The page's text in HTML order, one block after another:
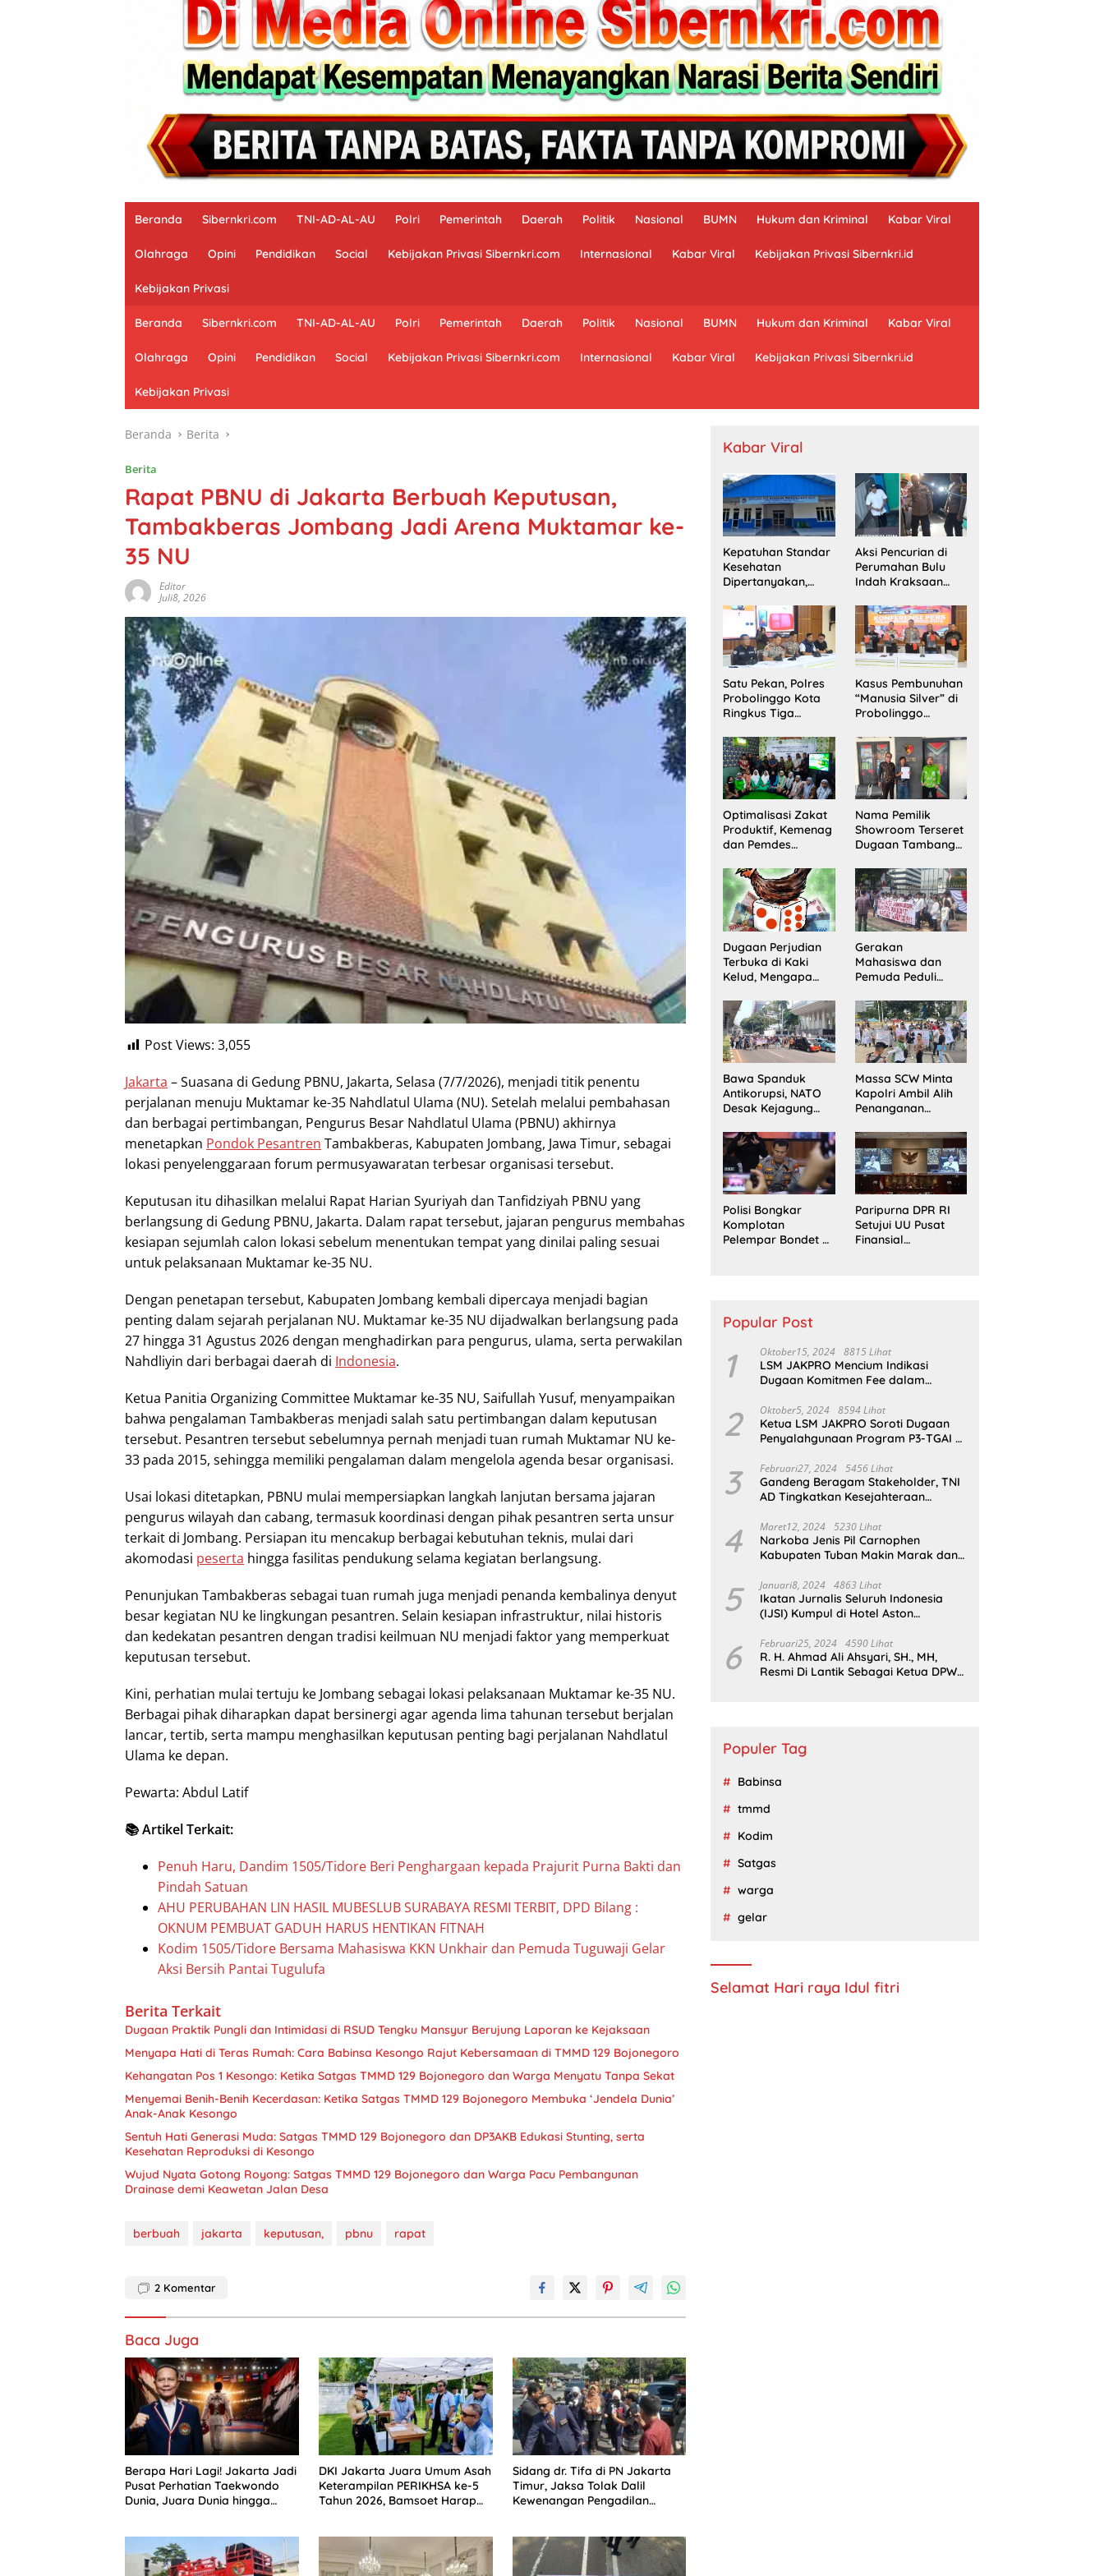
Beranda Sibernkri.com TNI-AD-AL-AU Polri Pemerintah Daerah Politik Nasional BUMN Hukum dan Kriminal Kabar Viral
Olahraga Opini Pendidikan Social Kebijakan Privasi Sibernkri.com Internasional Kabar Viral Kebijakan Privasi Sibernkri.id
Kebijakan Privasi
Beranda Sibernkri.com TNI-AD-AL-AU Polri Pemerintah Daerah Politik Nasional BUMN Hukum dan Kriminal Kabar Viral
Olahraga Opini Pendidikan Social Kebijakan Privasi Sibernkri.com Internasional Kabar Viral Kebijakan Privasi Sibernkri.id
Kebijakan Privasi
Beranda Berita
Berita
Rapat PBNU di Jakarta Berbuah Keputusan,
Tambakberas Jombang Jadi Arena Muktamar ke-
35 NU
Editor
Juli8, 2026
Post Views: 3,055
Jakarta – Suasana di Gedung PBNU, Jakarta, Selasa (7/7/2026), menjadi titik penentu
perjalanan menuju Muktamar ke-35 Nahdlatul Ulama (NU). Setelah melalui pembahasan
dan berbagai pertimbangan, Pengurus Besar Nahdlatul Ulama (PBNU) akhirnya
menetapkan Pondok Pesantren Tambakberas, Kabupaten Jombang, Jawa Timur, sebagai
lokasi penyelenggaraan forum permusyawaratan terbesar organisasi tersebut.
Keputusan itu dihasilkan melalui Rapat Harian Syuriyah dan Tanfidziyah PBNU yang
berlangsung di Gedung PBNU, Jakarta. Dalam rapat tersebut, jajaran pengurus membahas
kesiapan sejumlah calon lokasi sebelum menentukan tempat yang dinilai paling sesuai
untuk pelaksanaan Muktamar ke-35 NU.
Dengan penetapan tersebut, Kabupaten Jombang kembali dipercaya menjadi bagian
penting dalam sejarah perjalanan NU. Muktamar ke-35 NU dijadwalkan berlangsung pada
27 hingga 31 Agustus 2026 dengan menghadirkan para pengurus, ulama, serta perwakilan
Nahdliyin dari berbagai daerah di Indonesia.
Ketua Panitia Organizing Committee Muktamar ke-35 NU, Saifullah Yusuf, menyampaikan
bahwa pengalaman Tambakberas menjadi salah satu pertimbangan dalam keputusan
tersebut. Pesantren tersebut sebelumnya pernah menjadi tuan rumah Muktamar NU ke-
33 pada 2015, sehingga memiliki pengalaman dalam mengelola agenda besar organisasi.
Usai lokasi ditetapkan, PBNU mulai mempersiapkan langkah lanjutan bersama jajaran
pengurus wilayah dan cabang, termasuk koordinasi dengan pihak pesantren serta unsur
terkait di Jombang. Persiapan itu mencakup berbagai kebutuhan teknis, mulai dari
akomodasi peserta hingga fasilitas pendukung selama kegiatan berlangsung.
Penunjukan Tambakberas sebagai tuan rumah juga menjadi penanda kembalinya denyut
besar kegiatan NU ke lingkungan pesantren. Selain kesiapan infrastruktur, nilai historis
dan kedekatan pesantren dengan tradisi keilmuan NU menjadi faktor yang memperkuat
keputusan tersebut.
Kini, perhatian mulai tertuju ke Jombang sebagai lokasi pelaksanaan Muktamar ke-35 NU.
Berbagai pihak diharapkan dapat bersinergi agar agenda lima tahunan tersebut berjalan
lancar, tertib, serta mampu menghasilkan keputusan penting bagi perjalanan Nahdlatul
Ulama ke depan.
Pewarta: Abdul Latif
📚 Artikel Terkait:
Penuh Haru, Dandim 1505/Tidore Beri Penghargaan kepada Prajurit Purna Bakti dan
Pindah Satuan
AHU PERUBAHAN LIN HASIL MUBESLUB SURABAYA RESMI TERBIT, DPD Bilang :
OKNUM PEMBUAT GADUH HARUS HENTIKAN FITNAH
Kodim 1505/Tidore Bersama Mahasiswa KKN Unkhair dan Pemuda Tuguwaji Gelar
Aksi Bersih Pantai Tugulufa
Berita Terkait
Dugaan Praktik Pungli dan Intimidasi di RSUD Tengku Mansyur Berujung Laporan ke Kejaksaan
Menyapa Hati di Teras Rumah: Cara Babinsa Kesongo Rajut Kebersamaan di TMMD 129 Bojonegoro
Kehangatan Pos 1 Kesongo: Ketika Satgas TMMD 129 Bojonegoro dan Warga Menyatu Tanpa Sekat
Menyemai Benih-Benih Kecerdasan: Ketika Satgas TMMD 129 Bojonegoro Membuka ‘Jendela Dunia’
Anak-Anak Kesongo
Sentuh Hati Generasi Muda: Satgas TMMD 129 Bojonegoro dan DP3AKB Edukasi Stunting, serta
Kesehatan Reproduksi di Kesongo
Wujud Nyata Gotong Royong: Satgas TMMD 129 Bojonegoro dan Warga Pacu Pembangunan
Drainase demi Keawetan Jalan Desa
berbuah jakarta keputusan, pbnu rapat
2 Komentar
Baca Juga
Berapa Hari Lagi! Jakarta Jadi
Pusat Perhatian Taekwondo
Dunia, Juara Dunia hingga
Indonesia Open 2026
DKI Jakarta Juara Umum Asah
Keterampilan PERIKHSA ke-5
Tahun 2026, Bamsoet Harap
Sidang dr. Tifa di PN Jakarta
Timur, Jaksa Tolak Dalil
Kewenangan Pengadilan
Kabar Viral
Kepatuhan Standar
Kesehatan
Dipertanyakan,
Diduga Belum
Punya SLHS
Aksi Pencurian di
Perumahan Bulu
Indah Kraksaan
Satu Pekan, Polres
Probolinggo Kota
Ringkus Tiga
Sita 20 Gram
Barang Bukti
Kasus Pembunuhan
“Manusia Silver” di
Probolinggo
Pelaku Ditangkap
dan Satu Buron
Optimalisasi Zakat
Produktif, Kemenag
dan Pemdes
Bentuk Tim
Pelaksana
Kampung Zakat
Nama Pemilik
Showroom Terseret
Dugaan Tambang
Kini Jadi Sorotan
Dugaan Perjudian
Terbuka di Kaki
Kelud, Mengapa
Terlihat?
Gerakan
Mahasiswa dan
Pemuda Peduli
Sampaikan
Tuntutan di Jakarta
Pusat
Bawa Spanduk
Antikorupsi, NATO
Desak Kejagung
Eks Jampidsus
Massa SCW Minta
Kapolri Ambil Alih
Penanganan
Penyerobotan
Tanah di Sumsel
Polisi Bongkar
Komplotan
Pelempar Bondet di
Paripurna DPR RI
Setujui UU Pusat
Finansial
Popular Post
1 Oktober15, 2024 8815 Lihat
LSM JAKPRO Mencium Indikasi
Dugaan Komitmen Fee dalam
Sukapura
2 Oktober5, 2024 8594 Lihat
Ketua LSM JAKPRO Soroti Dugaan
Penyalahgunaan Program P3-TGAI di
3 Februari27, 2024 5456 Lihat
Gandeng Beragam Stakeholder, TNI
AD Tingkatkan Kesejahteraan
4 Maret12, 2024 5230 Lihat
Narkoba Jenis Pil Carnophen
Kabupaten Tuban Makin Marak dan
Wajib Tau
5 Januari8, 2024 4863 Lihat
Ikatan Jurnalis Seluruh Indonesia
(IJSI) Kumpul di Hotel Aston
6 Februari25, 2024 4590 Lihat
R. H. Ahmad Ali Ahsyari, SH., MH,
Resmi Di Lantik Sebagai Ketua DPW
Populer Tag
Babinsa
tmmd
Kodim
Satgas
warga
gelar
Selamat Hari raya Idul fitri